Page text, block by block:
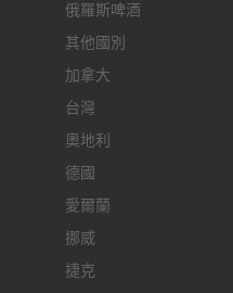
俄羅斯啤酒
其他國別
加拿大
台灣
奧地利
德國
愛爾蘭
挪威
捷克